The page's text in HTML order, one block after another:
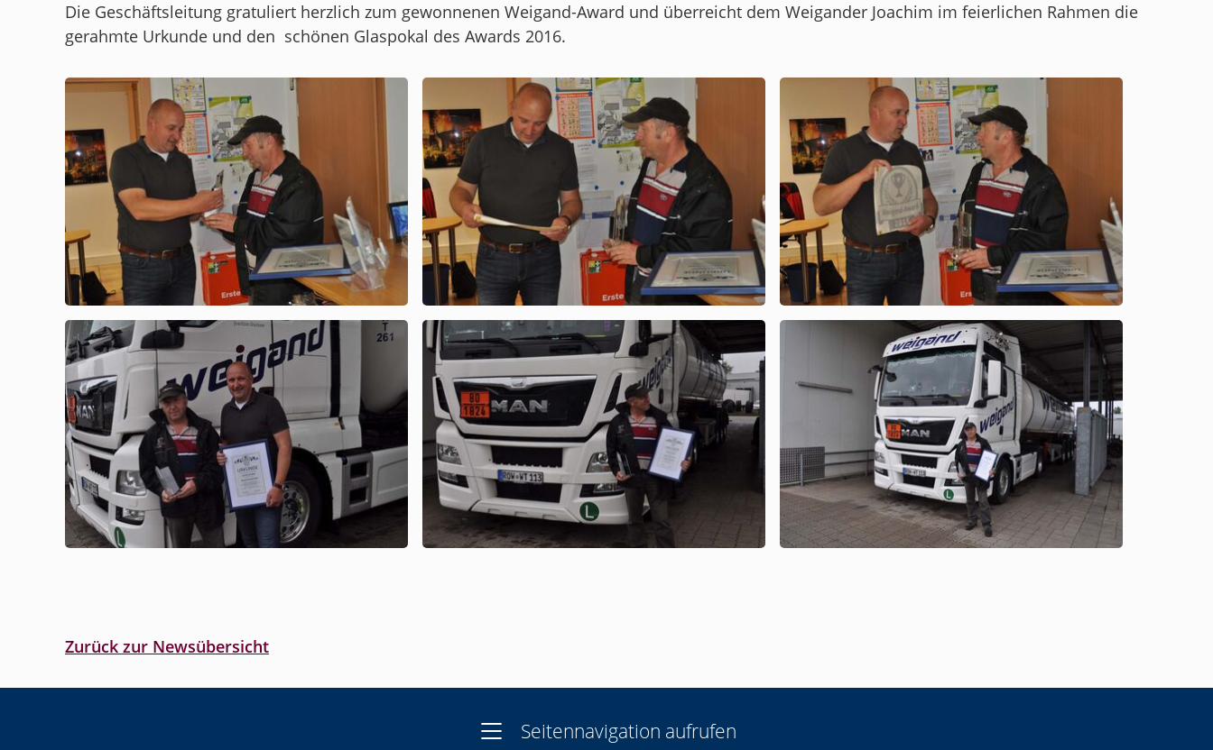
Die Geschäftsleitung gratuliert herzlich zum gewonnenen Weigand-Award und überreicht dem Weigander Joachim im feierlichen Rahmen die
gerahmte Urkunde und den schönen Glaspokal des Awards 2016.
Zurück zur Newsübersicht
Seitennavigation aufrufen